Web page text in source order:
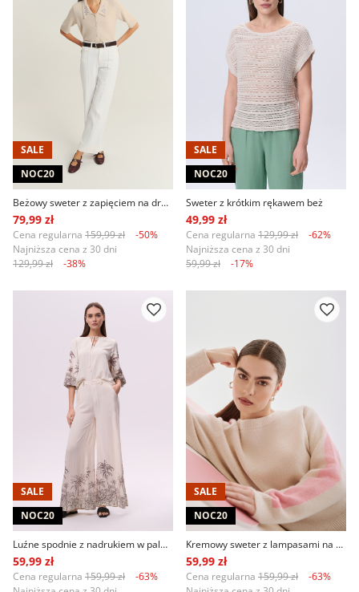
SALE
NOC20
Beżowy sweter z zapięciem na drobne guziki
79,99 zł
Cena regularna 159,99 zł
-50%
Najniższa cena z 30 dni
129,99 zł
-38%
SALE
NOC20
Sweter z krótkim rękawem beż
49,99 zł
Cena regularna 129,99 zł
-62%
Najniższa cena z 30 dni
59,99 zł
-17%
SALE
NOC20
Luźne spodnie z nadrukiem w palmy
59,99 zł
Cena regularna 159,99 zł
-63%
SALE
NOC20
Kremowy sweter z lampasami na rękawach
59,99 zł
Cena regularna 159,99 zł
-63%